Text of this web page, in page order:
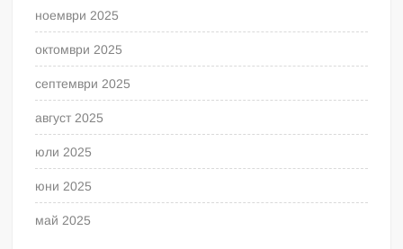
ноември 2025
октомври 2025
септември 2025
август 2025
юли 2025
юни 2025
май 2025